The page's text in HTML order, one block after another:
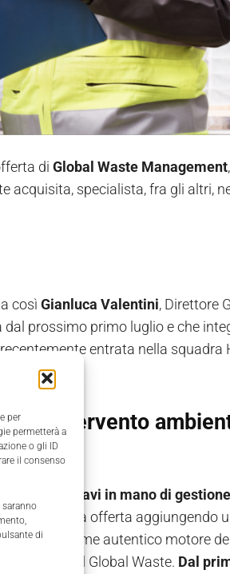
per
permetterà a
o gli ID
il consenso
saranno
di
di Global Waste Management
acquisita, specialista, fra gli altri,
così Gianluca Valentini, Direttore
prossimo primo luglio e che
entrata nella squadra
intervento
servizio chiavi in mano di
la propria offerta aggiungendo
come autentico motore
quadrato del Global Waste. Dal